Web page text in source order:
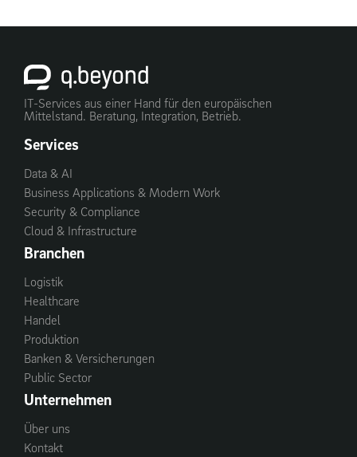
IT-Services aus einer Hand für den europäischen
Mittelstand. Beratung, Integration, Betrieb.
Services
Data & AI
Business Applications & Modern Work
Security & Compliance
Cloud & Infrastructure
Branchen
Logistik
Healthcare
Handel
Produktion
Banken & Versicherungen
Public Sector
Unternehmen
Über uns
Kontakt